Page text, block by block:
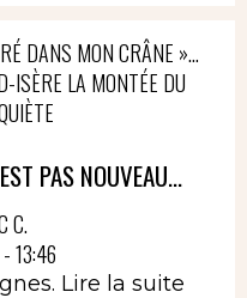
DANS MON CRÂNE »…
ISÈRE LA MONTÉE DU
PAS NOUVEAU...
C.
13:46
Lire la suite